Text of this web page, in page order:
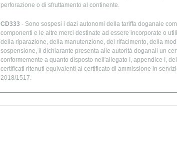
perforazione o di sfruttamento al continente.
CD333 - Sono sospesi i dazi autonomi della tariffa doganale
componenti e le altre merci destinate ad essere incorporate o
della riparazione, della manutenzione, del rifacimento, della
sospensione, il dichiarante presenta alle autorità doganali un
conformemente a quanto disposto nell'allegato I, appendice I,
certificati ritenuti equivalenti al certificato di ammissione in
2018/1517.